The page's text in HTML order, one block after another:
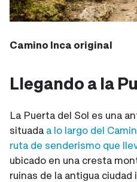
Camino Inca original
Llegando a la
La Puerta del Sol es una
situada a lo largo del
ruta de senderismo que
ubicado en una cresta
ruinas de la antigua